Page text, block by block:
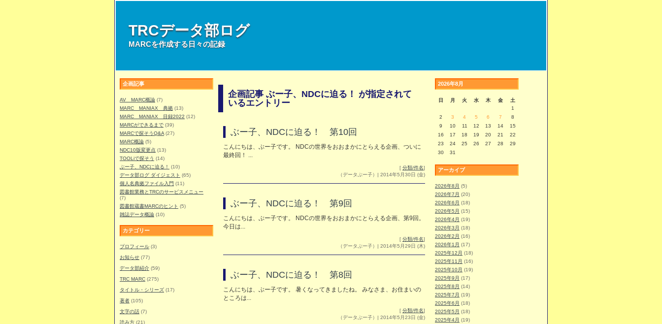
TRCデータ部ログ
MARCを作成する日々の記録
企画記事
AV MARC概論 (7)
MARC MANIAX 典拠 (13)
MARC MANIAX 目録2022 (12)
MARCができるまで (39)
MARCで探そうQ&A (27)
MARC概論 (5)
NDC10版変更点 (13)
TOOLiで探そう (14)
ぶー子、NDCに迫る！
(10)
データ部ログ ダイジェスト (65)
個人名典拠ファイル入門 (11)
図書館業務とTRCのサービスメニュー
(7)
図書館蔵書MARCのヒント (5)
雑誌データ概論 (10)
カテゴリー
プロフィール (3)
お知らせ (77)
データ部紹介 (59)
TRC MARC (275)
タイトル・シリーズ (17)
著者 (105)
文字の話 (7)
読み方 (21)
企画記事 ぶー子、NDCに迫る！ が指定されて
いるエントリー
ぶー子、NDCに迫る！ 第10回
こんにちは、ぶー子です。 NDCの世界をおおまかにとらえる企画、ついに
最終回！ ...
[ 分類/件名]
（データぶー子）| 2014年5月30日 (金)
ぶー子、NDCに迫る！ 第9回
こんにちは、ぶー子です。 NDCの世界をおおまかにとらえる企画、第9回。
今日は...
[ 分類/件名]
（データぶー子）| 2014年5月29日 (木)
ぶー子、NDCに迫る！ 第8回
こんにちは、ぶー子です。 暑くなってきましたね。 みなさま、お住まいの
ところは...
[ 分類/件名]
（データぶー子）| 2014年5月23日 (金)
2026年8月
日 月 火 水 木 金
土
1
2
3 4 5 6 7
8
9
10 11 12 13 14
15
16
17 18 19 20 21
22
23
24 25 26 27 28
29
30
31
アーカイブ
2026年8月 (5)
2026年7月 (20)
2026年6月 (18)
2026年5月 (15)
2026年4月 (19)
2026年3月 (18)
2026年2月 (16)
2026年1月 (17)
2025年12月 (18)
2025年11月 (16)
2025年10月 (19)
2025年9月 (17)
2025年8月 (14)
2025年7月 (19)
2025年6月 (18)
2025年5月 (18)
2025年4月 (19)